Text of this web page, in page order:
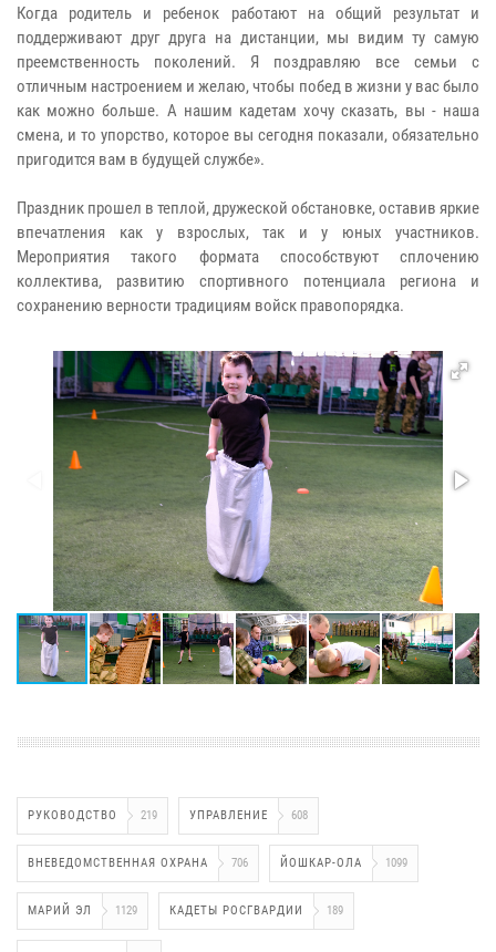
Когда родитель и ребенок работают на общий результат и
поддерживают друг друга на дистанции, мы видим ту самую
преемственность поколений. Я поздравляю все семьи с
отличным настроением и желаю, чтобы побед в жизни у вас было
как можно больше. А нашим кадетам хочу сказать, вы - наша
смена, и то упорство, которое вы сегодня показали, обязательно
пригодится вам в будущей службе».
Праздник прошел в теплой, дружеской обстановке, оставив яркие
впечатления как у взрослых, так и у юных участников.
Мероприятия такого формата способствуют сплочению
коллектива, развитию спортивного потенциала региона и
сохранению верности традициям войск правопорядка.
РУКОВОДСТВО 219 УПРАВЛЕНИЕ 608
ВНЕВЕДОМСТВЕННАЯ ОХРАНА 706 ЙОШКАР-ОЛА 1099
МАРИЙ ЭЛ 1129 КАДЕТЫ РОСГВАРДИИ 189